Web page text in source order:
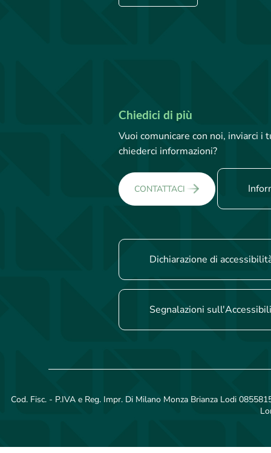
Chiedici di più
Vuoi comunicare con noi, inviarci
chiederci informazioni?
CONTATTACI
Dichiarazione di
Segnalazioni
Cod. Fisc. - P.IVA e Reg. Impr. Di Milano Monza Brianza Lodi